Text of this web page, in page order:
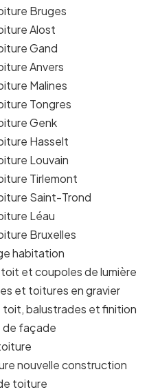
Bruges
Alost
Gand
Anvers
Malines
Tongres
Genk
Hasselt
Louvain
Tirlemont
Saint-Trond
Léau
Bruxelles
habitation
et coupoles de lumière
et toitures en gravier
toit, balustrades et finition
façade
nouvelle construction
toiture